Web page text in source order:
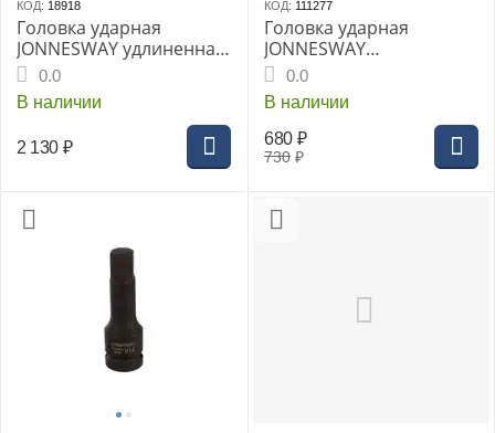
КОД: 18918
Головка ударная
JONNESWAY удлиненная
3/4" 32мм (S03AD6132)
0.0
В наличии
2 130 ₽
КОД: 111277
Головка ударная
JONNESWAY
шестигранная 1/2DR"
H10, 78мм
0.0
В наличии
730 ₽
680 ₽